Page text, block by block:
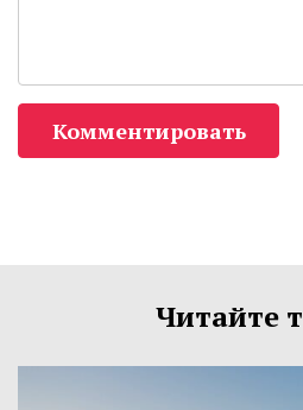
Комментировать
Читайте